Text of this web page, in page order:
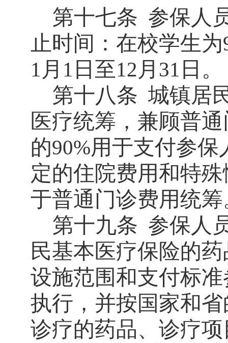
第十七条 参保人
止时间：在校学生为
1 月 1 日至12 月 31 日。
第十八条 城镇居
医疗统筹，兼顾普
的90%用于支付参保
定的住院费用和特
于普通门诊费用统筹
第十九条 参保人
民基本医疗保险的
设施范围和支付标
执行，并按国家和
诊疗的药品、诊疗